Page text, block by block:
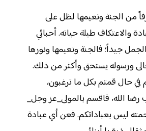
من الجنة ونعيمها لظل على
والاعتكاف طيلة حياته. أحبائي
جيداً؛ فالجنة ونعيمها ونورها
ورسوله يستحق وأكثر من ذلك.
في حال قمتم بكل ما ترغبون،
الله، فاقسم بالمولى_عز وجل_
ليس بعباداتكم. فعن أي عبادة